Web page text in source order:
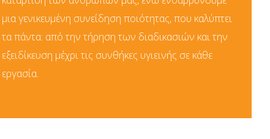
μια γενικευμένη συνείδηση ποιότητας, που καλύπτει
τα πάντα: από την τήρηση των διαδικασιών και την
εξειδίκευση μέχρι τις συνθήκες υγιεινής σε κάθε
εργασία.